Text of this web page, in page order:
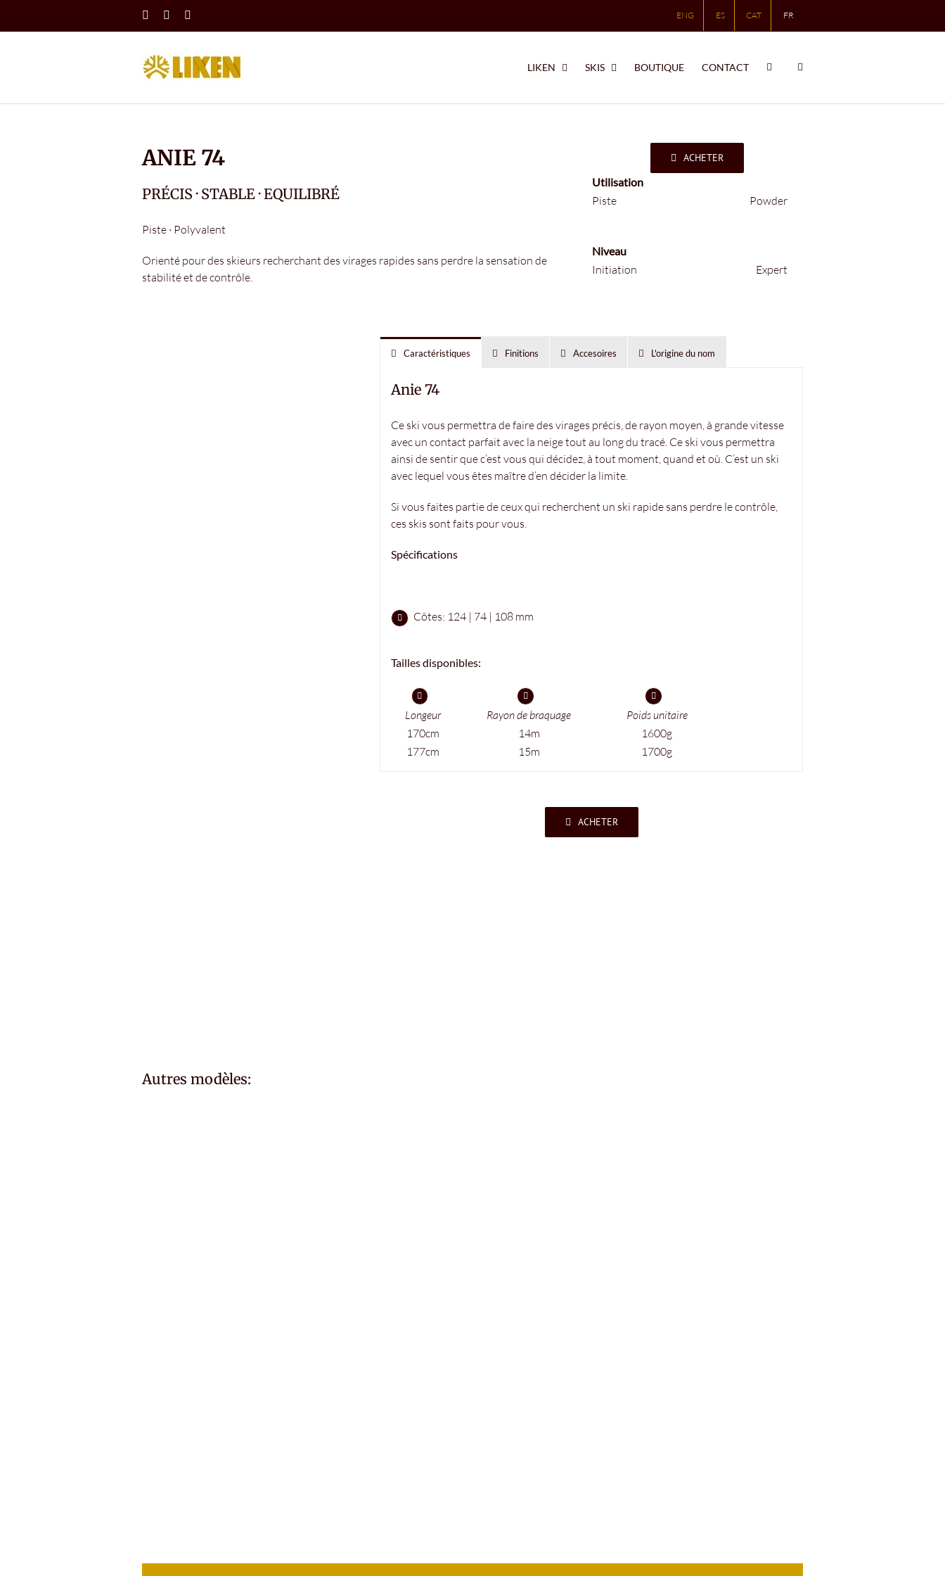
Instagram ENG ES CAT FR
LIKEN SKIS BOUTIQUE CONTACT
ANIE 74
PRÉCIS · STABLE · EQUILIBRÉ
Piste · Polyvalent
Orienté pour des skieurs recherchant des virages rapides sans perdre la sensation de
stabilité et de contrôle.
ACHETER
Utilisation
Piste Powder
Niveau
Initiation Expert
Caractéristiques Finitions Accesoires L'origine du nom
Anie 74
Ce ski vous permettra de faire des virages précis, de rayon moyen, à grande vitesse
avec un contact parfait avec la neige tout au long du tracé. Ce ski vous permettra
ainsi de sentir que c’est vous qui décidez, à tout moment, quand et où. C’est un ski
avec lequel vous êtes maître d’en décider la limite.
Si vous faites partie de ceux qui recherchent un ski rapide sans perdre le contrôle,
ces skis sont faits pour vous.
Spécifications
Côtes: 124 | 74 | 108 mm
Tailles disponibles:
Longeur Rayon de braquage
Poids unitaire
170cm
14m
1600g
177cm
15m 1700g
ACHETER
Autres modèles: